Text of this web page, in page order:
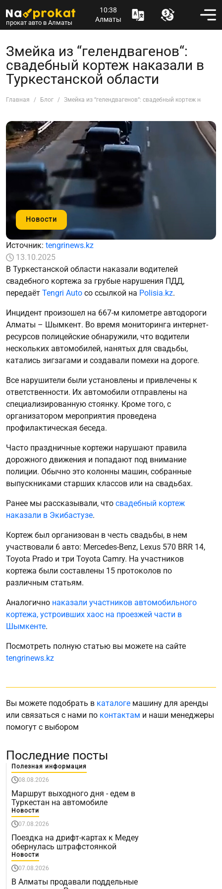
прокат авто в Алматы
10:38
Алматы
Змейка из “гелендвагенов“:
свадебный кортеж наказали в
Туркестанской области
Главная Блог Змейка из “гелендвагенов“: свадебный кортеж
Новости
Источник: tengrinews.kz
13.10.2025
В Туркестанской области наказали водителей
свадебного кортежа за грубые нарушения ПДД,
передаёт Tengri Auto со ссылкой на Polisia.kz.
Инцидент произошел на 667-м километре автодороги
Алматы – Шымкент. Во время мониторинга интернет-
ресурсов полицейские обнаружили, что водители
нескольких автомобилей, нанятых для свадьбы,
катались зигзагами и создавали помехи на дороге.
Все нарушители были установлены и привлечены к
ответственности. Их автомобили отправлены на
специализированную стоянку. Кроме того, с
организатором мероприятия проведена
профилактическая беседа.
Часто праздничные кортежи нарушают правила
дорожного движения и попадают под внимание
полиции. Обычно это колонны машин, собранные
выпускниками старших классов или на свадьбах.
Ранее мы рассказывали, что свадебный кортеж
наказали в Экибастузе.
Кортеж был организован в честь свадьбы, в нем
участвовали 6 авто: Mercedes-Benz, Lexus 570 BRR 14,
Toyota Prado и три Toyota Camry. На участников
кортежа были составлены 15 протоколов по
различным статьям.
Аналогично наказали участников автомобильного
кортежа, устроивших хаос на проезжей части в
Шымкенте.
Посмотреть полную статью вы можете на сайте
tengrinews.kz
Вы можете подобрать в каталоге машину для аренды
или связаться с нами по контактам и наши менеджеры
помогут с выбором
Последние посты
Полезная информация
08.08.2026
Маршрут выходного дня - едем в
Туркестан на автомобиле
Новости
07.08.2026
Поездка на дрифт-картах к Медеу
обернулась штрафстоянкой
Новости
07.08.2026
В Алматы продавали поддельные